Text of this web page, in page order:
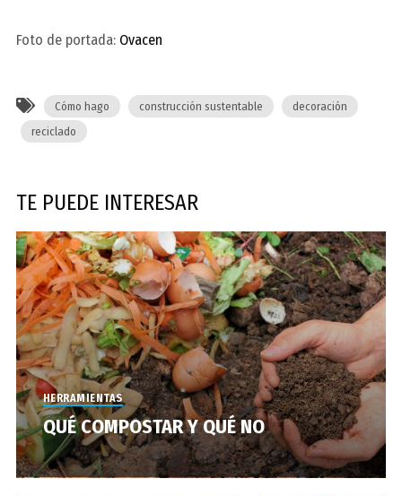
Foto de portada: Ovacen
Cómo hago construcción sustentable
decoración
reciclado
TE PUEDE INTERESAR
HERRAMIENTAS
QUÉ COMPOSTAR Y QUÉ NO